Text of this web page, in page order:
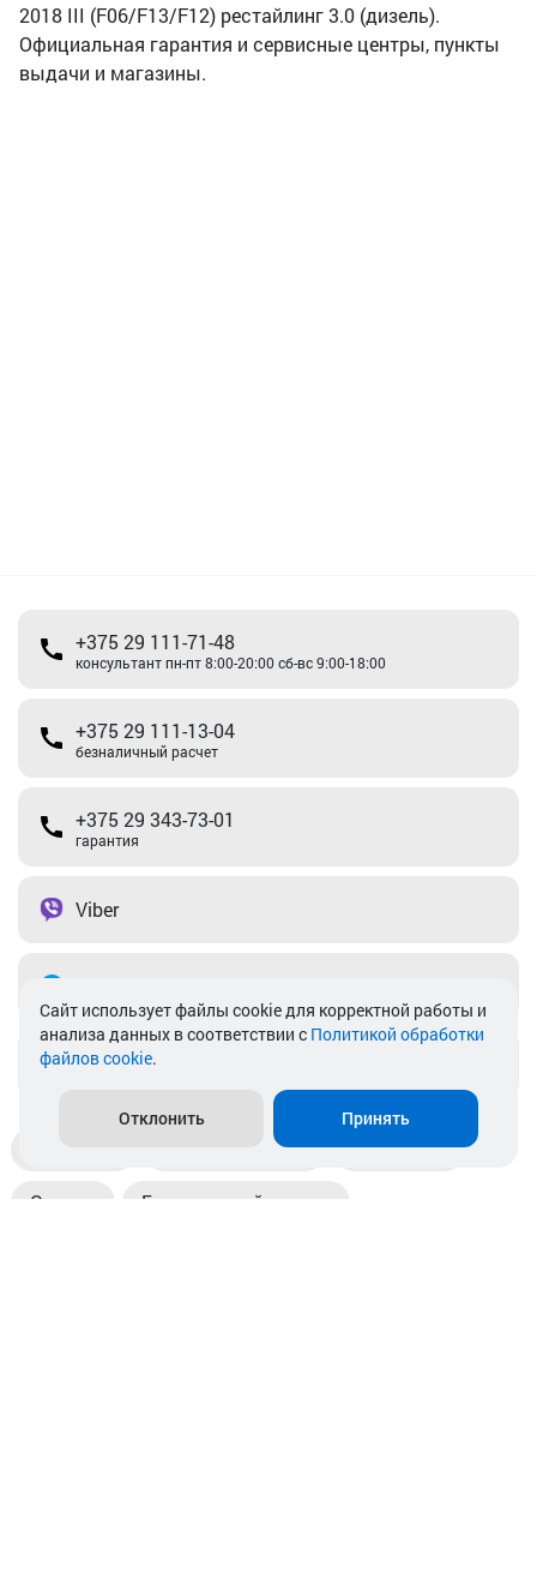
2018 III (F06/F13/F12) рестайлинг 3.0 (дизель).
Официальная гарантия и сервисные центры, пункты
выдачи и магазины.
+375 29 111-71-48
консультант пн-пт 8:00-20:00 сб-вс 9:00-18:00
+375 29 111-13-04
безналичный расчет
+375 29 343-73-01
гарантия
Viber
info@akkamulik.by
Пункты выдачи Магазины
Оплата Безналичный расчет
Cайт использует файлы cookie для корректной работы и
анализа данных в соответствии с Политикой обработки
файлов cookie.
Отклонить Принять